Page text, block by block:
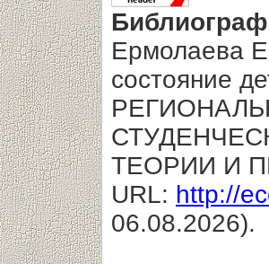
Ермолаева
состояние
ТЕОРИИ И
URL: http://
06.08.2026).